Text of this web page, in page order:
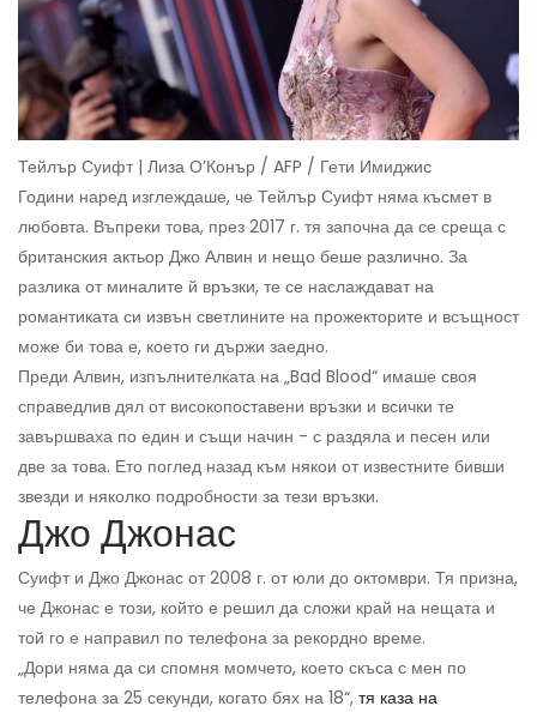
Тейлър Суифт | Лиза О’Конър / AFP / Гети Имиджис
Години наред изглеждаше, че Тейлър Суифт няма късмет в
любовта. Въпреки това, през 2017 г. тя започна да се среща с
британския актьор Джо Алвин и нещо беше различно. За
разлика от миналите й връзки, те се наслаждават на
романтиката си извън светлините на прожекторите и всъщност
може би това е, което ги държи заедно.
Преди Алвин, изпълнителката на „Bad Blood“ имаше своя
справедлив дял от високопоставени връзки и всички те
завършваха по един и същи начин - с раздяла и песен или
две за това. Ето поглед назад към някои от известните бивши
звезди и няколко подробности за тези връзки.
Джо Джонас
Суифт и Джо Джонас от 2008 г. от юли до октомври. Тя призна,
че Джонас е този, който е решил да сложи край на нещата и
той го е направил по телефона за рекордно време.
„Дори няма да си спомня момчето, което скъса с мен по
телефона за 25 секунди, когато бях на 18“, тя каза на